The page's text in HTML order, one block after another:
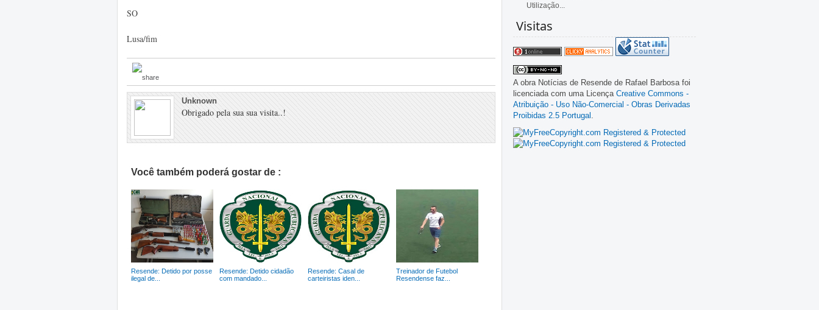
SO
Lusa/fim
Unknown
Obrigado pela sua sua visita..!
Você também poderá gostar de :
Resende: Detido por posse
ilegal de...
Resende: Detido cidadão
com mandado...
Resende: Casal de
carteiristas iden...
Treinador de Futebol
Resendense faz...
Utilização...
Visitas
A obra Notícias de Resende de Rafael Barbosa foi
licenciada com uma Licença Creative Commons -
Atribuição - Uso Não-Comercial - Obras Derivadas
Proibidas 2.5 Portugal